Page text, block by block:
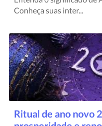
Conheça suas inter...
Ritual de ano novo